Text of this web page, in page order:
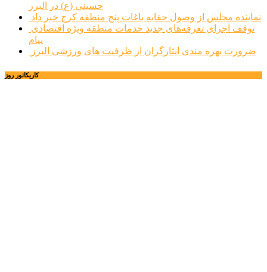
حسینی (ع) در البرز
نماینده مجلس از وصول حقابه باغات پنج منطقه کرج خبر داد
پیام
ضرورت بهره مندی ایثارگران از ظرفیت های ورزشی البرز
کاریکاتور روز